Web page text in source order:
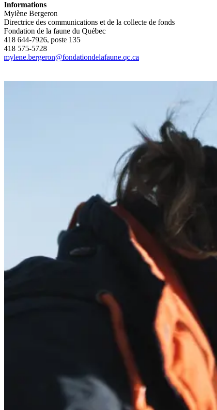
Informations
Mylène Bergeron
Directrice des communications et de la collecte de fonds
Fondation de la faune du Québec
418 644-7926, poste 135
418 575-5728
mylene.bergeron@fondationdelafaune.qc.ca